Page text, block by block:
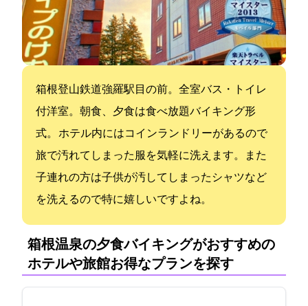
箱根登山鉄道強羅駅目の前。全室バス・トイレ
付洋室。朝食、夕食は食べ放題バイキング形
式。 ホテル内にはコインランドリーがあるので
旅で汚れてしまった服を気軽に洗えます。また
子連れの方は子供が汚してしまったシャツなど
を洗えるので特に嬉しいですよね。
箱根温泉の夕食バイキングがおすすめの
ホテルや旅館:お得なプランを探す